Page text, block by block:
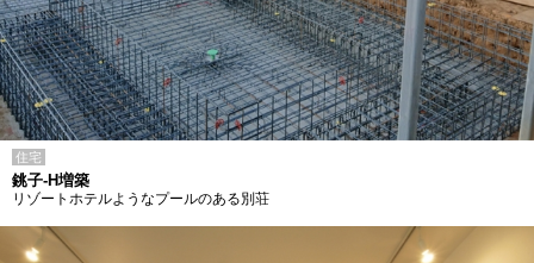
住宅
銚子-H増築
リゾートホテルようなプールのある別荘